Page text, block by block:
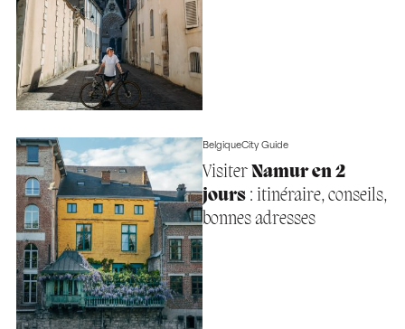
BelgiqueCity Guide
Visiter Namur en 2
jours: itinéraire, conseils,
bonnes adresses